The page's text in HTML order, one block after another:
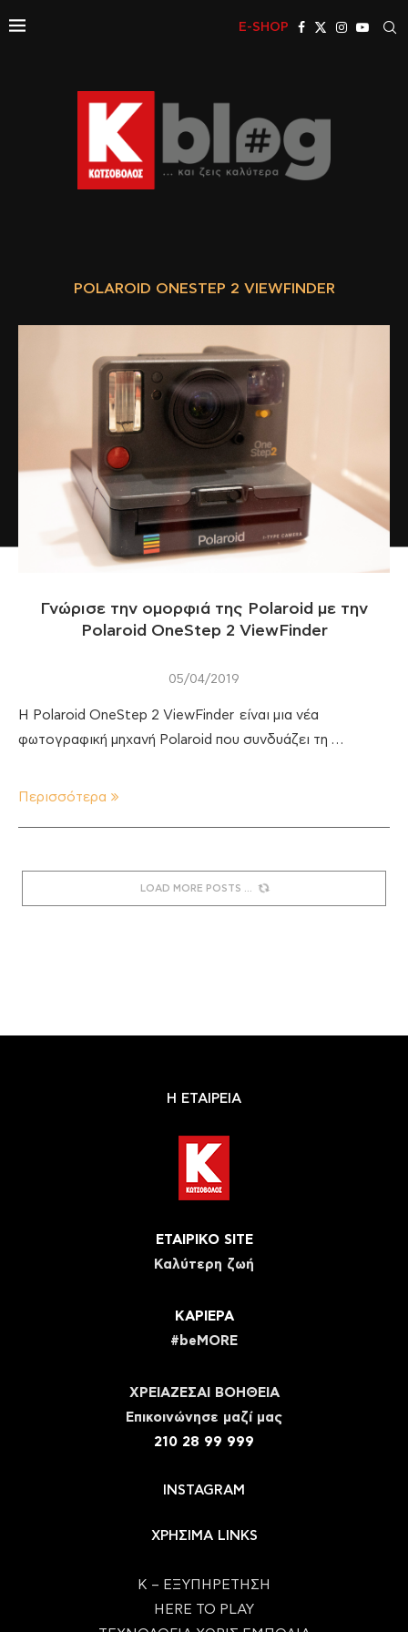
E-SHOP
POLAROID ONESTEP 2 VIEWFINDER
Γνώρισε την ομορφιά της Polaroid με την
Polaroid OneStep 2 ViewFinder
05/04/2019
Η Polaroid OneStep 2 ViewFinder είναι μια νέα
φωτογραφική μηχανή Polaroid που συνδυάζει τη …
Περισσότερα
LOAD MORE POSTS
Η ΕΤΑΙΡΕΙΑ
ΕΤΑΙΡΙΚΟ SITE
Καλύτερη ζωή
ΚΑΡΙΕΡΑ
#beMORE
ΧΡΕΙΑΖΕΣΑΙ ΒΟΗΘΕΙΑ
Eπικοινώνησε μαζί μας
210 28 99 999
INSTAGRAM
ΧΡΗΣΙΜΑ LINKS
Κ – ΕΞΥΠΗΡΕΤΗΣΗ
HERE TO PLAY